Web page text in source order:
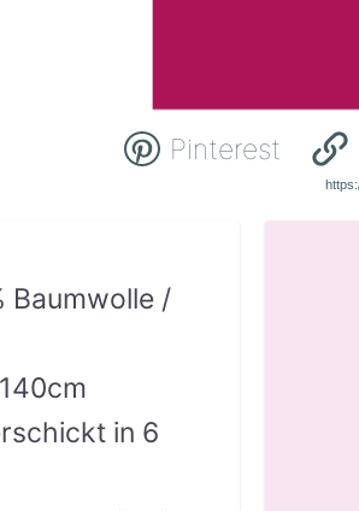
Pinterest
Baumwolle /
140cm
in 6